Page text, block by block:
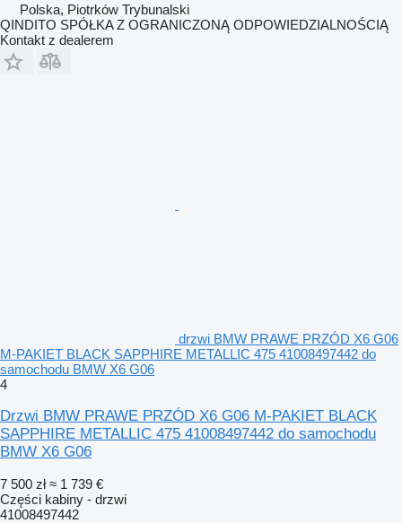
Polska, Piotrków Trybunalski
QINDITO SPÓŁKA Z OGRANICZONĄ ODPOWIEDZIALNOŚCIĄ
Kontakt z dealerem
drzwi BMW PRAWE PRZÓD X6 G06
M-PAKIET BLACK SAPPHIRE METALLIC 475 41008497442 do
samochodu BMW X6 G06
4
Drzwi BMW PRAWE PRZÓD X6 G06 M-PAKIET BLACK
SAPPHIRE METALLIC 475 41008497442 do samochodu
BMW X6 G06
7 500 zł ≈ 1 739 €
Części kabiny - drzwi
41008497442